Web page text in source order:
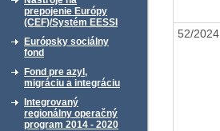
prepojenie Európy
(CEF)/Systém EESSI
Európsky sociálny
fond
Fond pre azyl,
migráciu a integráciu
Integrovaný
regionálny operačný
program 2014 - 2020
52/2024